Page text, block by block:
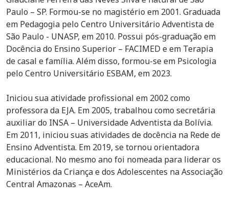
Paulo – SP. Formou-se no magistério em 2001. Graduada
em Pedagogia pelo Centro Universitário Adventista de
São Paulo - UNASP, em 2010. Possui pós-graduação em
Docência do Ensino Superior – FACIMED e em Terapia
de casal e família. Além disso, formou-se em Psicologia
pelo Centro Universitário ESBAM, em 2023.
Iniciou sua atividade profissional em 2002 como
professora da EJA. Em 2005, trabalhou como secretária
auxiliar do INSA – Universidade Adventista da Bolívia.
Em 2011, iniciou suas atividades de docência na Rede de
Ensino Adventista. Em 2019, se tornou orientadora
educacional. No mesmo ano foi nomeada para liderar os
Ministérios da Criança e dos Adolescentes na Associação
Central Amazonas – AceAm.